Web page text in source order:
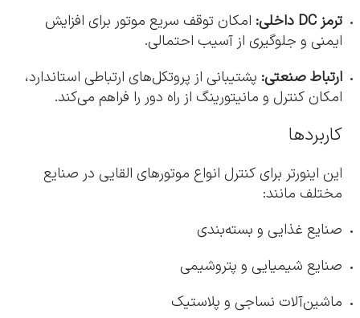
ترمز DC داخلی:
امکان توقف سریع موتور برای افزایش
ایمنی و جلوگیری از آسیب احتمالی.
ارتباط صنعتی: پشتیبانی از پروتکل‌های ارتباطی استاندارد،
امکان کنترل و مانیتورینگ از راه دور را فراهم می‌کند.
کاربردها
این اینورتر برای کنترل انواع موتورهای القایی در صنایع
مختلف مانند:
صنایع غذایی و بسته‌بندی
صنایع شیمیایی و پتروشیمی
ماشین‌آلات نساجی و پلاستیک